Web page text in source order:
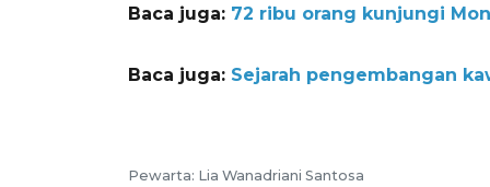
Baca juga: 72 ribu orang kunjungi
Baca juga: Sejarah pengembangan
Pewarta: Lia Wanadriani Santosa